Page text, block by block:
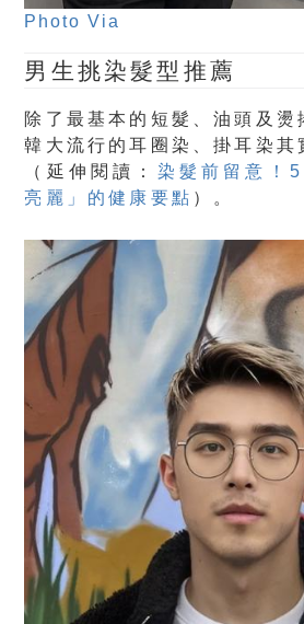
Photo Via
男生挑染髮型推薦
除了最基本的短髮、油頭及燙
韓大流行的耳圈染、掛耳染其
（延伸閱讀： 染髮前留意！
亮麗」的健康要點 ）。